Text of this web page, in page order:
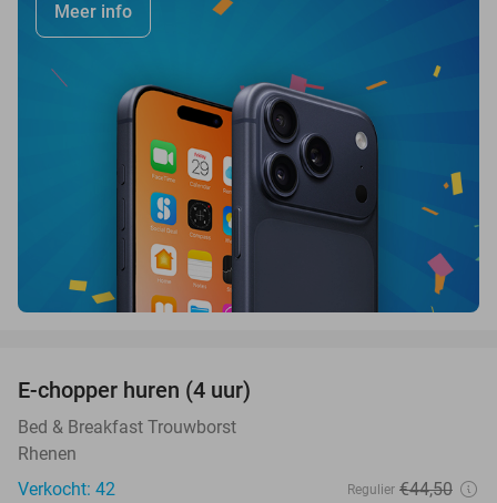
Meer info
E-chopper huren (4 uur)
Bed & Breakfast Trouwborst
Rhenen
Verkocht: 42
Regulier €44,50